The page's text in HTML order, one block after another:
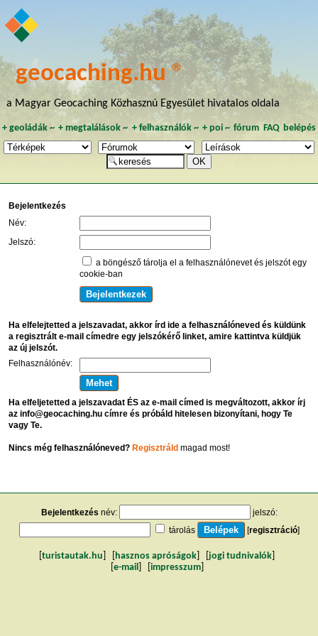
geocaching.hu ®
a Magyar Geocaching Közhasznú Egyesület hivatalos oldala
+ geoládák~ +megtalálások ~ + felhasználók~ + poi~ fórum FAQ belépés
Bejelentkezés
Név:
Jelszó:
a böngésző tárolja el a felhasználónevet és jelszót egy
cookie-ban
Ha elfelejtetted a jelszavadat, akkor írd ide a felhasználóneved és küldünk
a regisztrált e-mail címedre egy jelszókérő linket, amire kattintva küldjük
az új jelszót.
Felhasználónév:
Ha elfeljetetted a jelszavadat ÉS az e-mail címed is megváltozott, akkor írj
az info@geocaching.hu címre és próbáld hitelesen bizonyítani, hogy Te
vagy Te.
Nincs még felhasználóneved? Regisztráldmagad most!
Bejelentkezés név:
jelszó:
tárolás
[regisztráció]
turistautak.hu hasznos apróságok jogi tudnivalók
e-mail impresszum]